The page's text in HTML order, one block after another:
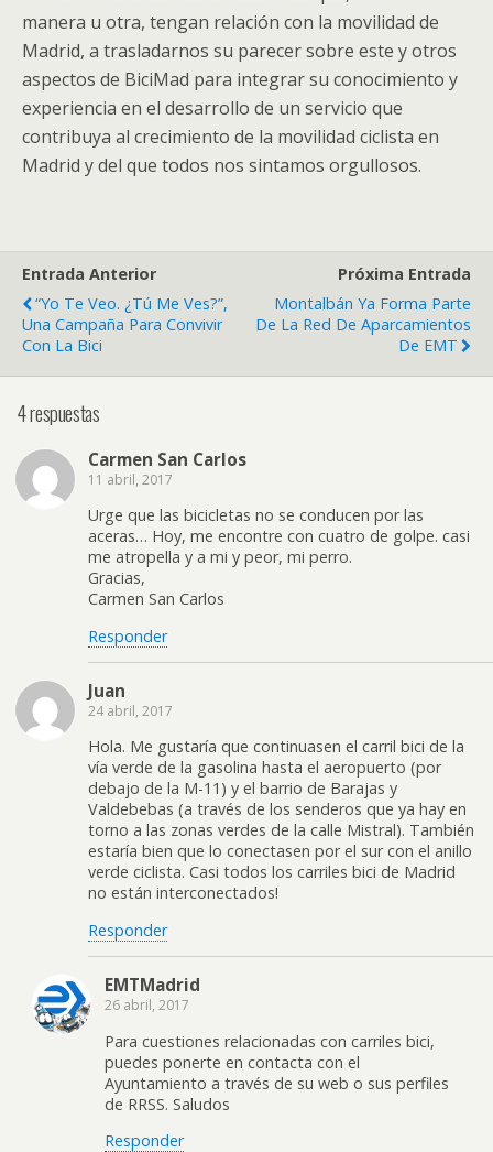
manera u otra, tengan relación con la movilidad de
Madrid, a trasladarnos su parecer sobre este y otros
aspectos de BiciMad para integrar su conocimiento y
experiencia en el desarrollo de un servicio que
contribuya al crecimiento de la movilidad ciclista en
Madrid y del que todos nos sintamos orgullosos.
Entrada Anterior
“Yo Te Veo. ¿Tú Me Ves?”,
Una Campaña Para Convivir
Con La Bici
Próxima Entrada
Montalbán Ya Forma Parte
De La Red De Aparcamientos
De EMT
4 respuestas
Carmen San Carlos
11 abril, 2017
Urge que las bicicletas no se conducen por las
aceras… Hoy, me encontre con cuatro de golpe. casi
me atropella y a mi y peor, mi perro.
Gracias,
Carmen San Carlos
Responder
Juan
24 abril, 2017
Hola. Me gustaría que continuasen el carril bici de la
vía verde de la gasolina hasta el aeropuerto (por
debajo de la M-11) y el barrio de Barajas y
Valdebebas (a través de los senderos que ya hay en
torno a las zonas verdes de la calle Mistral). También
estaría bien que lo conectasen por el sur con el anillo
verde ciclista. Casi todos los carriles bici de Madrid
no están interconectados!
Responder
EMTMadrid
26 abril, 2017
Para cuestiones relacionadas con carriles bici,
puedes ponerte en contacta con el
Ayuntamiento a través de su web o sus perfiles
de RRSS. Saludos
Responder